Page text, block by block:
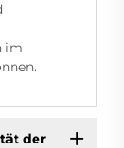
im
der